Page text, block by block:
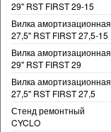
29" RST FIRST 29-15
Вилка амортизационная
27,5" RST FIRST 27,5-15
Вилка амортизационная
29" RST FIRST 29
Вилка амортизационная
27,5" RST FIRST 27,5
Стенд ремонтный
CYCLO